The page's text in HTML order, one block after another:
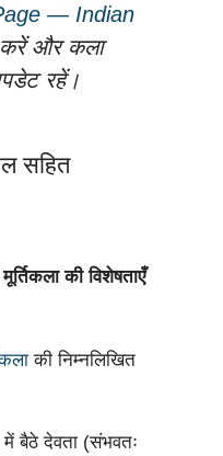
— Indian
और कला
रहें।
सहित
की विशेषताएँ
की निम्नलिखित
में बैठे देवता (संभवतः